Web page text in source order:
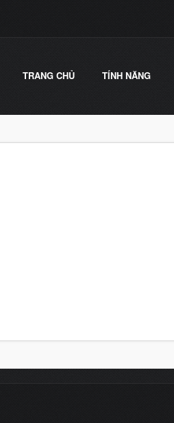
TRANG CHỦ TÍNH NĂNG